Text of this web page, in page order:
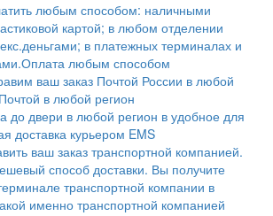
любым способом: наличными
картой; в любом отделении
в платежных терминалах и
Оплата любым способом
ваш заказ Почтой России в любой
в любой регион
до двери в любой регион в удобное для
доставка курьером EMS
ваш заказ транспортной компанией.
способ доставки. Вы получите
транспортной компании в
именно транспортной компанией